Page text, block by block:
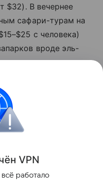
$32). В вечернее
сафари-турам на
с человека)
вроде эль-
захода солнца
эль Гохари.
Поделиться
ён VPN
работало